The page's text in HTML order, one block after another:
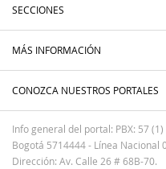
SECCIONES
MÁS INFORMACIÓN
CONOZCA NUESTROS PORTALES
Info general del portal: PBX: 57
Bogotá 5714444 - Línea Nacional
Dirección: Av. Calle 26 # 68B-70.